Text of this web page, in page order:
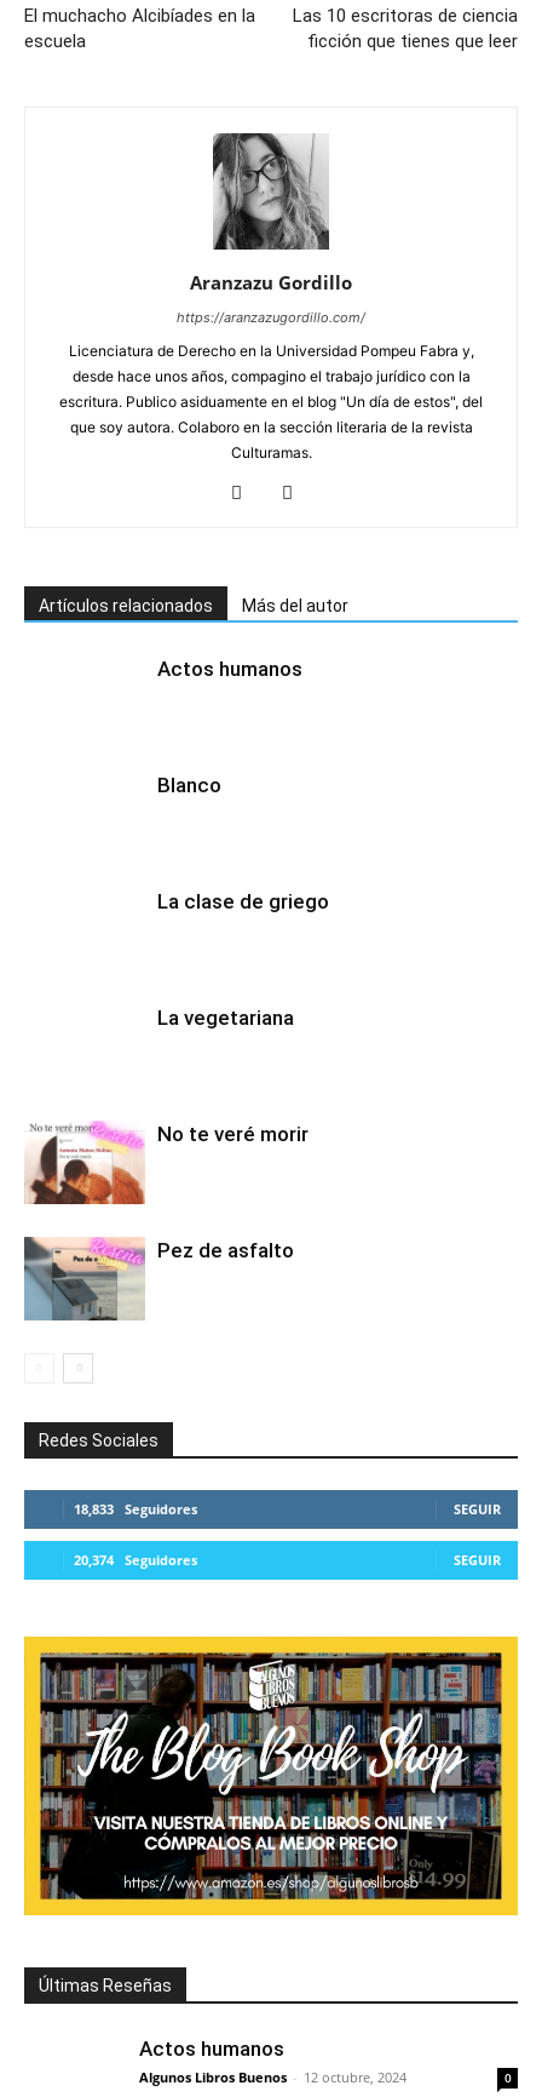
El muchacho Alcibíades en la
escuela
Las 10 escritoras de ciencia
ficción que tienes que leer
Aranzazu Gordillo
https://aranzazugordillo.com/
Licenciatura de Derecho en la Universidad Pompeu Fabra y,
desde hace unos años, compagino el trabajo jurídico con la
escritura. Publico asiduamente en el blog "Un día de estos", del
que soy autora. Colaboro en la sección literaria de la revista
Culturamas.
Artículos relacionados Más del autor
Actos humanos
Blanco
La clase de griego
La vegetariana
No te veré morir
Pez de asfalto
Redes Sociales
18,833 Seguidores SEGUIR
20,374 Seguidores SEGUIR
Últimas Reseñas
Actos humanos
Algunos Libros Buenos - 12 octubre, 2024 0